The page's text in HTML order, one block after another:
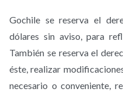
Gochile se reserva el
dólares sin aviso, para
También se reserva el
éste, realizar
necesario o conveniente,